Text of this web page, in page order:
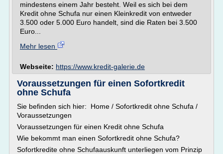
mindestens einem Jahr besteht. Weil es sich bei dem
Kredit ohne Schufa nur einen Kleinkredit von entweder
3.500 oder 5.000 Euro handelt, sind die Raten bei 3.500
Euro...
Mehr lesen
Webseite: https://www.kredit-galerie.de
Voraussetzungen für einen Sofortkredit
ohne Schufa
Sie befinden sich hier: Home / Sofortkredit ohne Schufa /
Voraussetzungen
Voraussetzungen für einen Kredit ohne Schufa
Wie bekommt man einen Sofortkredit ohne Schufa?
Sofortkredite ohne Schufaauskunft unterliegen vom Prinzip